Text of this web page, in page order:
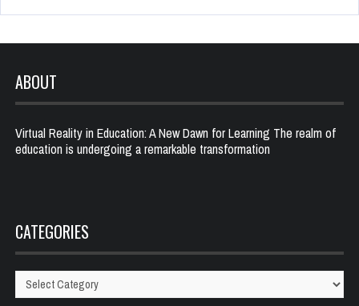
ABOUT
Virtual Reality in Education: A New Dawn for Learning The realm of
education is undergoing a remarkable transformation
CATEGORIES
Categories